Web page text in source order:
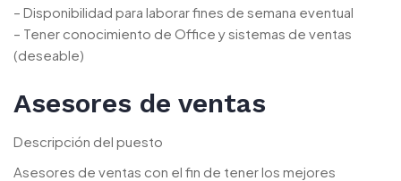
– Disponibilidad para laborar fines de semana eventual
– Tener conocimiento de Office y sistemas de ventas
(deseable)
Asesores de ventas
Descripción del puesto
Asesores de ventas con el fin de tener los mejores